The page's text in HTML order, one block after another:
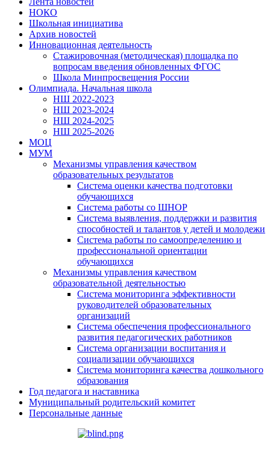
НОКО
Школьная инициатива
Архив новостей
Инновационная деятельность
Стажировочная (методическая) площадка по
вопросам введения обновленных ФГОС
Школа Минпросвещения России
Олимпиада. Начальная школа
НШ 2022-2023
НШ 2023-2024
НШ 2024-2025
НШ 2025-2026
МОЦ
МУМ
Механизмы управления качеством
образовательных результатов
Система оценки качества подготовки
обучающихся
Система работы со ШНОР
Система выявления, поддержки и развития
способностей и талантов у детей и молодежи
Система работы по самоопределению и
профессиональной ориентации
обучающихся
Механизмы управления качеством
образовательной деятельностью
Система мониторинга эффективности
руководителей образовательных
организаций
Система обеспечения профессионального
развития педагогических работников
Система организации воспитания и
социализации обучающихся
Система мониторинга качества дошкольного
образования
Год педагога и наставника
Муниципальный родительский комитет
Персональные данные